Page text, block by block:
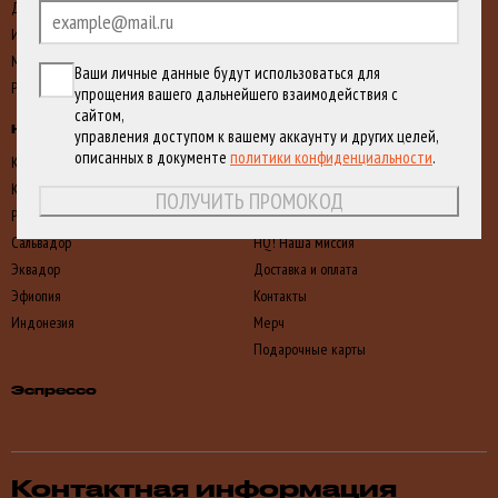
Декаф
Инфьюзы
Мытый
Редкий
Rare
HQ! Страны
Кения
Колумбия
Руанда
Сальвадор
Эквадор
Эфиопия
Индонезия
Наши вакансии
Партнерство
FAQ
HQ! Наша миссия
Доставка и оплата
Контакты
Мерч
Подарочные карты
Эспрессо
Контактная информация
ВЫБРАТЬ
Ваши личные данные будут использоваться для
упрощения вашего дальнейшего взаимодействия с
сайтом,
управления доступом к вашему аккаунту и других целей,
описанных в документе политики конфиденциальности.
ПОЛУЧИТЬ ПРОМОКОД
оформлено ни одного заказа, мы
отправили на него промокод на первую